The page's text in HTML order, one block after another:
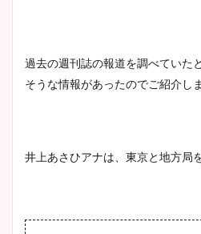
プ
安
過去の週刊誌の報道を調べていた
そうな情報があったのでご紹介し
井上あさひアナは、東京と地方局